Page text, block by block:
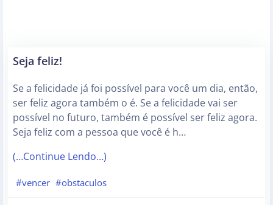
Seja feliz!
Se a felicidade já foi possível para você um dia, então,
ser feliz agora também o é. Se a felicidade vai ser
possível no futuro, também é possível ser feliz agora.
Seja feliz com a pessoa que você é h…
(…Continue Lendo…)
#vencer #obstaculos